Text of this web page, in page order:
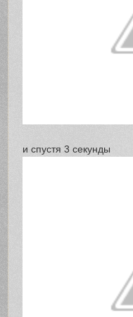
и спустя 3 секунды